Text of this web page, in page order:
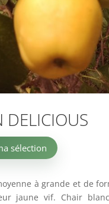
DELICIOUS
sélection
à grande et de
jaune vif. Chair